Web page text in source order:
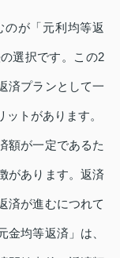
が「元利均等返
選択です。この2
済プランとして一
トがあります。
額が一定であるた
があります。返済
済が進むにつれて
均等返済」は、